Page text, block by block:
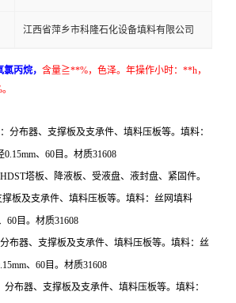
江西省萍乡市科隆石化设备填料有限公司
丙烷， 含量≧**%，色泽。年操作小时：**h，
分布器、支撑板及支承件、填料压板等。填料：
、60目。材质31608
塔板、降液板、受液盘、液封盘、紧固件。
板及支承件、填料压板等。填料：丝网填料
60目。材质31608
布器、支撑板及支承件、填料压板等。填料：丝
、60目。材质31608
分布器、支撑板及支承件、填料压板等。填料：